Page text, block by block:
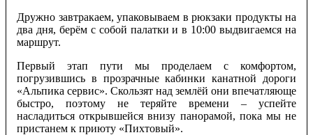
Дружно завтракаем, упаковываем в рюкзаки продукты на
два дня, берём с собой палатки и в 10:00 выдвигаемся на
маршрут.
Первый этап пути мы проделаем с комфортом,
погрузившись в прозрачные кабинки канатной дороги
«Альпика сервис». Скользят над землёй они впечатляюще
быстро, поэтому не теряйте времени – успейте
насладиться открывшейся внизу панорамой, пока мы не
пристанем к приюту «Пихтовый».